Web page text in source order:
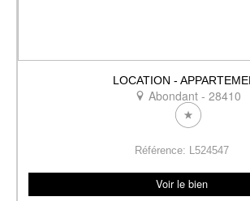
LOCATION -
Abondant - 28410
Référence: L524547
Voir le bien